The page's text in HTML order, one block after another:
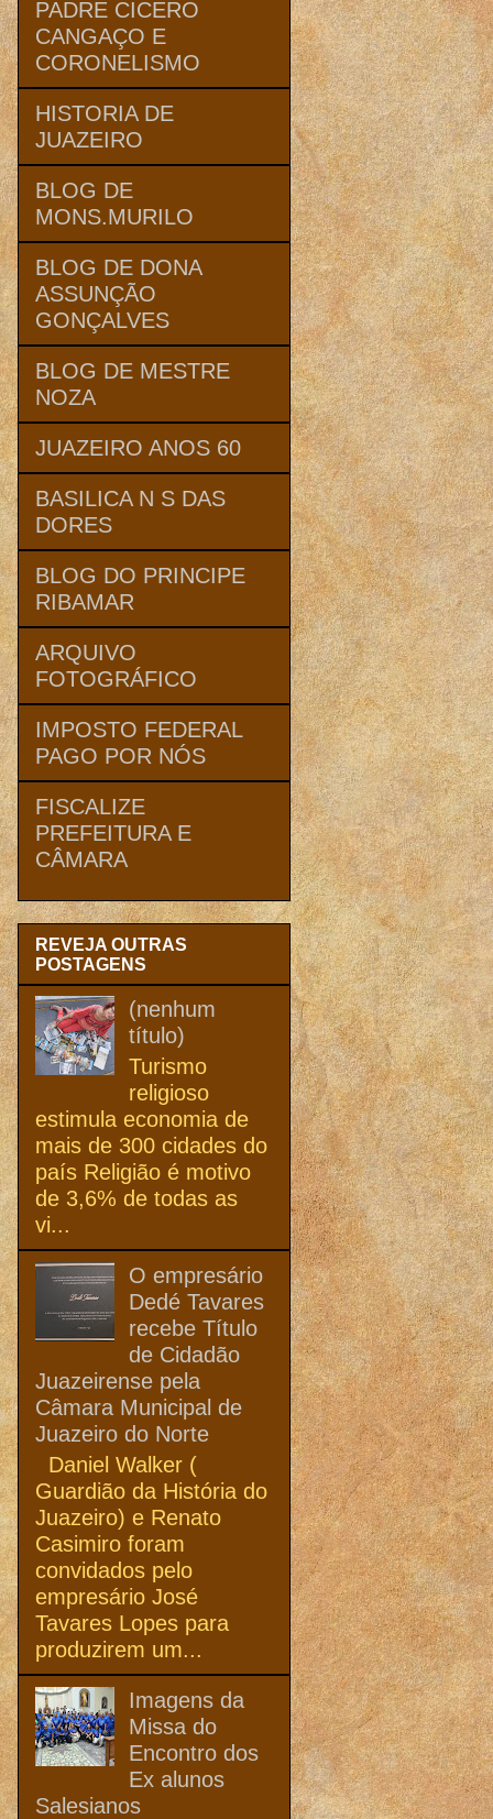
PADRE CICERO
CANGAÇO E
CORONELISMO
HISTORIA DE
JUAZEIRO
BLOG DE
MONS.MURILO
BLOG DE DONA
ASSUNÇÃO
GONÇALVES
BLOG DE MESTRE
NOZA
JUAZEIRO ANOS 60
BASILICA N S DAS
DORES
BLOG DO PRINCIPE
RIBAMAR
ARQUIVO
FOTOGRÁFICO
IMPOSTO FEDERAL
PAGO POR NÓS
FISCALIZE
PREFEITURA E
CÂMARA
REVEJA OUTRAS
POSTAGENS
(nenhum
título)
Turismo
religioso
estimula economia de
mais de 300 cidades do
país Religião é motivo
de 3,6% de todas as
vi...
O empresário
Dedé Tavares
recebe Título
de Cidadão
Juazeirense pela
Câmara Municipal de
Juazeiro do Norte
Daniel Walker (
Guardião da História do
Juazeiro) e Renato
Casimiro foram
convidados pelo
empresário José
Tavares Lopes para
produzirem um...
Imagens da
Missa do
Encontro dos
Ex alunos
Salesianos